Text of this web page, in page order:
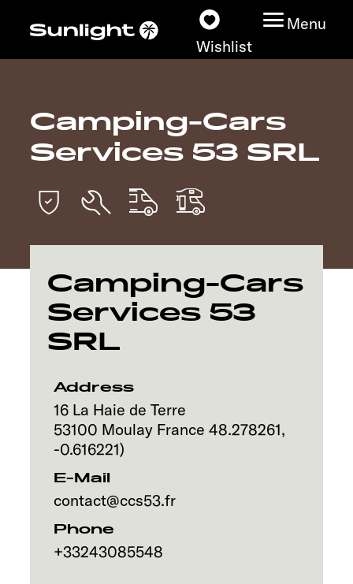
Wishlist
Menu
Models
Vehicle Guide
Explore
Service
Camping-Cars
Services 53 SRL
Camping-Cars
Services 53
SRL
Address
16 La Haie de Terre
53100 Moulay France 48.278261,
-0.616221)
E-Mail
contact@ccs53.fr
Phone
+33243085548